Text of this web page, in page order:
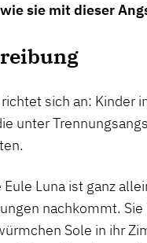
sie mit dieser
richtet sich an: Kinder
unter
Eule Luna ist ganz
nachkommt.
Sole in ihr